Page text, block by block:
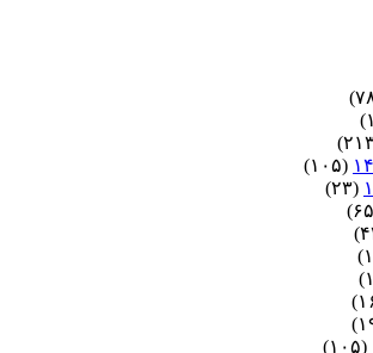
(۱۰۵)
(۲۳)
(۱۰۵)